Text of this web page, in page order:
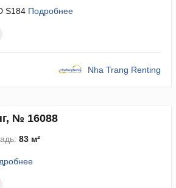
S184 Подробнее
Nha Trang Renting
№ 16088
83 м²